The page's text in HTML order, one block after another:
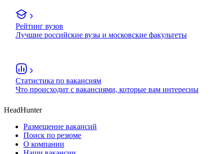
Рейтинг вузов
Лучшие российские вузы и московские факультеты
Статистика по вакансиям
Что происходит с вакансиями, которые вам интересны
HeadHunter
Размещение вакансий
Поиск по резюме
О компании